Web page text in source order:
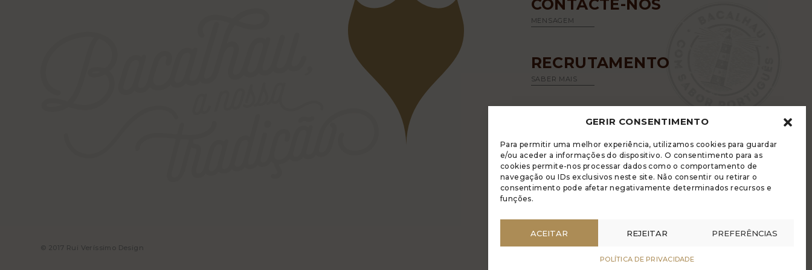
GERIR CONSENTIMENTO
Para permitir uma melhor experiência, utilizamos cookies para guardar
e/ou aceder a informações do dispositivo. O consentimento para as
cookies permite-nos processar dados como o comportamento de
navegação ou IDs exclusivos neste site. Não consentir ou retirar o
consentimento pode afetar negativamente determinados recursos e
funções.
ACEITAR REJEITAR PREFERÊNCIAS
POLÍTICA DE PRIVACIDADE
CONTACTE-NOS
MENSAGEM
RECRUTAMENTO
SABER MAIS
A LUGRADE DISPÕE DE UM LIVRO DE
RECLAMAÇÕES ELETRÓNICO
GERIR COOKIES
DENÚNCIA ANÓNIMA
© 2017 Rui Veríssimo Design